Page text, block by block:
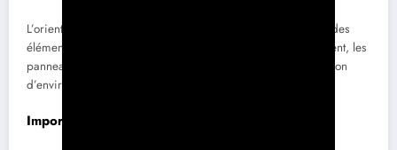
L’orientation et l’inclinaison de vos
sont des
éléments cruciaux pour optimiser leur productivité. Idéalement, les
panneaux doivent être orientés vers le sud avec une inclinaison
d’environ 30°.
Importance de l’orientation